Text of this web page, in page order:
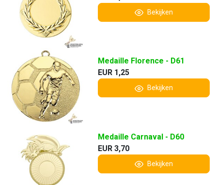
Bekijken
Medaille Florence - D61
EUR 1,25
Bekijken
Medaille Carnaval - D60
EUR 3,70
Bekijken